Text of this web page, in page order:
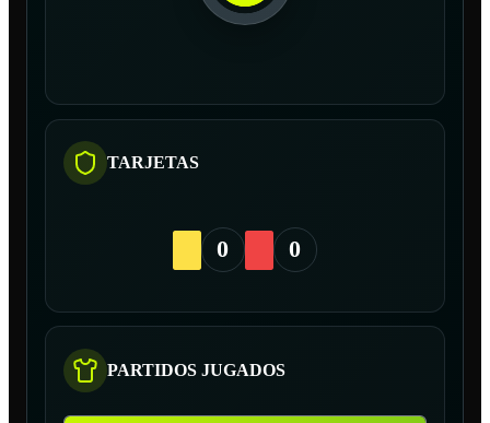
TARJETAS
0 0
PARTIDOS JUGADOS